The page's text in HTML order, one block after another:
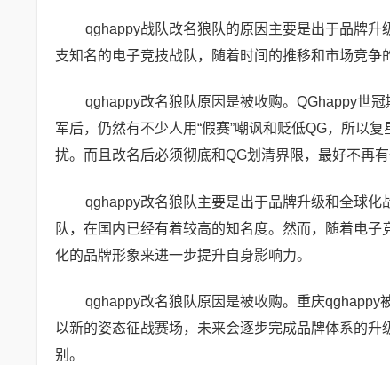
qghappy战队改名狼队的原因主要是出于品牌
支知名的电子竞技战队，随着时间的推移和市场竞争
qghappy改名狼队原因是被收购。QGhappy世
军后，仍然有不少人用“假赛”嘲讽和贬低QG，所以
扰。而且改名后必须彻底和QG划清界限，最好不再有
qghappy改名狼队主要是出于品牌升级和全球
队，在国内已经有着较高的知名度。然而，随着电
化的品牌形象来进一步提升自身影响力。
qghappy改名狼队原因是被收购。重庆qghappy
以新的姿态征战赛场，未来会逐步完成品牌体系的
别。